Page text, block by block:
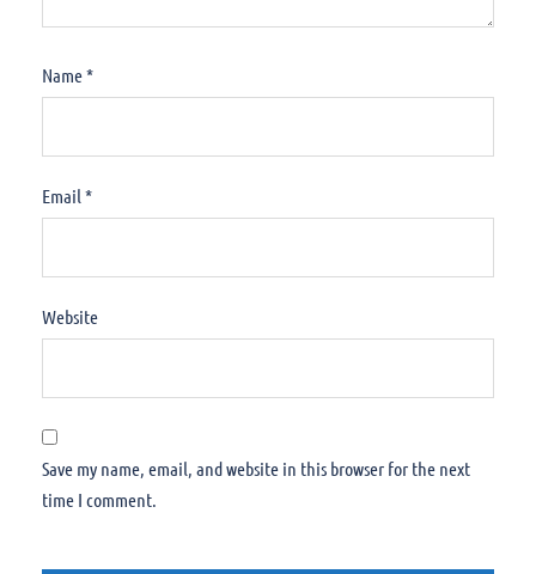
Name*
Email *
Website
Save my name, email, and website in this browser for the next
time I comment.